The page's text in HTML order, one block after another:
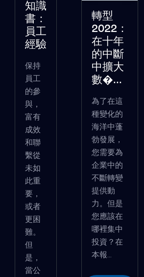
知識
書：
員工
經驗
保持
員工
的參
與，
富有
成效
和聯
繫從
未如
此重
要，
或者
更困
難。
但
是，
當公
轉型
2022：
在十年
的中斷
中擴大
數�...
為了在這
種變化的
海洋中蓬
勃發展，
您需要為
企業中的
不斷轉變
提供動
力。但是
您應該在
哪裡集中
投資？在
本報...